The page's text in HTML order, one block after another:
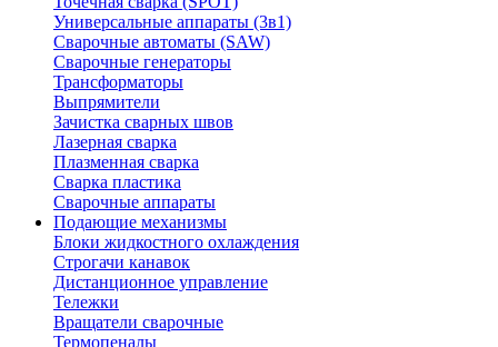
Универсальные аппараты (3в1)
Сварочные автоматы (SAW)
Сварочные генераторы
Трансформаторы
Выпрямители
Зачистка сварных швов
Лазерная сварка
Плазменная сварка
Сварка пластика
Сварочные аппараты
Подающие механизмы
Блоки жидкостного охлаждения
Строгачи канавок
Дистанционное управление
Тележки
Вращатели сварочные
Термопеналы